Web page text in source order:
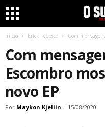
Início Erick Tedesco Com
Com
Escombro
novo EP
Por Maykon Kjellin - 15/08/2020